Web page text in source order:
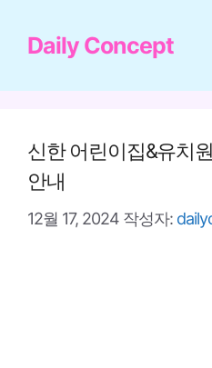
Daily Concept
신한 어린이집&유치
안내
12월 17, 2024 작성자: